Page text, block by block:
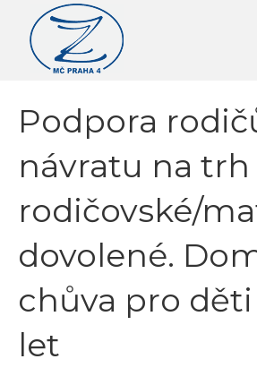
Podpora
návratu na trh
rodičovské/
dovolené.
chůva pro děti
let